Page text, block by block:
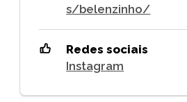
s/belenzinho/
Redes sociais
Instagram